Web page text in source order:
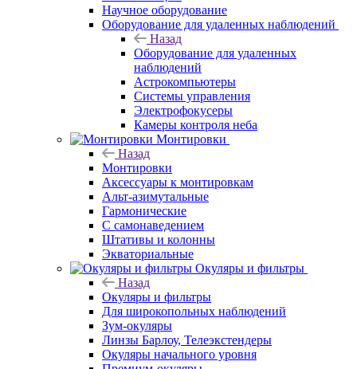
Научное оборудование
Оборудование для удаленных наблюдений
Назад
Оборудование для удаленных
наблюдений
Астрокомпьютеры
Системы управления
Электрофокусеры
Камеры контроля неба
Монтировки
Назад
Монтировки
Аксессуары к монтировкам
Альт-азимутальные
Гармонические
С самонаведением
Штативы и колонны
Экваториальные
Окуляры и фильтры
Назад
Окуляры и фильтры
Для широкопольных наблюдений
Зум-окуляры
Линзы Барлоу, Телеэкстендеры
Окуляры начального уровня